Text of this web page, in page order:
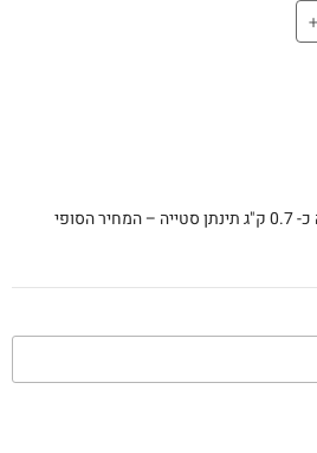
+
מחיר מוערך לפי משקל היחידה כ- 0.7 ק"ג תינתן סטייה – המחיר הסופי